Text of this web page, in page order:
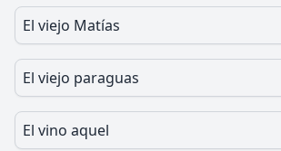
El viejo Matías
El viejo paraguas
El vino aquel